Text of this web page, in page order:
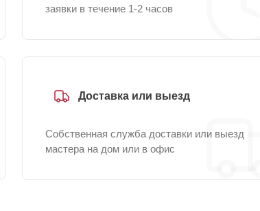
заявки в течение 1-2 часов
Доставка или выезд
Собственная служба доставки или выезд
мастера на дом или в офис